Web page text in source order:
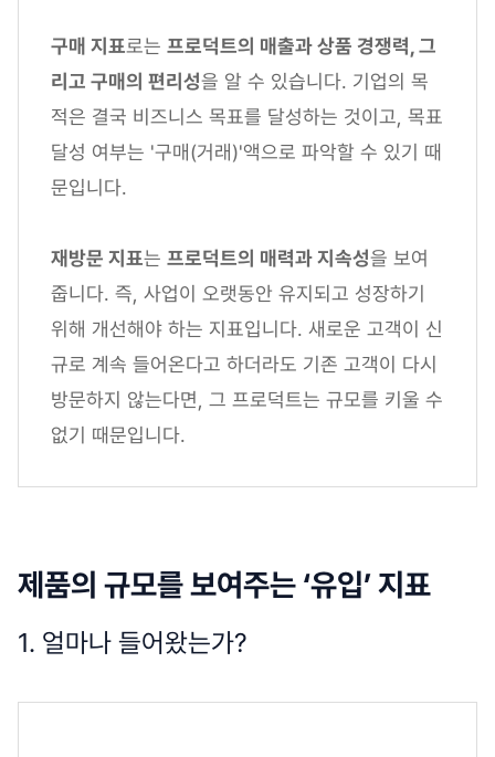
구매 지표로는 프로덕트의 매출과 상품 경쟁력, 그
리고 구매의 편리성을 알 수 있습니다. 기업의 목
적은 결국 비즈니스 목표를 달성하는 것이고, 목표
달성 여부는 '구매(거래)'액으로 파악할 수 있기 때
문입니다.
재방문 지표는 프로덕트의 매력과 지속성을 보여
줍니다. 즉, 사업이 오랫동안 유지되고 성장하기
위해 개선해야 하는 지표입니다. 새로운 고객이 신
규로 계속 들어온다고 하더라도 기존 고객이 다시
방문하지 않는다면, 그 프로덕트는 규모를 키울 수
없기 때문입니다.
제품의 규모를 보여주는 ‘유입’ 지표
1. 얼마나 들어왔는가?